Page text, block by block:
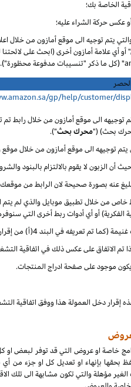
الخاصة بك؛
عكس حركة الشراء عليه؛
يتم توجيه الى موقع أمازون من خلال
أي علامة أمازون أخرى (ابحث على
gp/help/customer/
توجيهه الى موقع أمازون من خلال رابط
بحث) ("محرك بحث").
توجيهه الى موقع أمازون من خلال
أن الزبون لا يقوم بالالتزام بالبنود
عنه بصورة صحيحة لان الرابط من
من خلال تطبيق موبايل والذي لم يتم
الفكرية) أو أي أدوات ربط أخرى التي
إقرار دخل العمولة هذا, بالتزامن مع دخل العمولة الخاص.
تم الاتفاق على عكس ذلك في اتفاقية
موجود على صفحة ادراج المنتجات.
إقرار دخل العمولة هذا ووفق اتفاقية
خاصة او عروض التي قد توفر لبعض
بحقها بإنهاء او تعديل كل او جزء